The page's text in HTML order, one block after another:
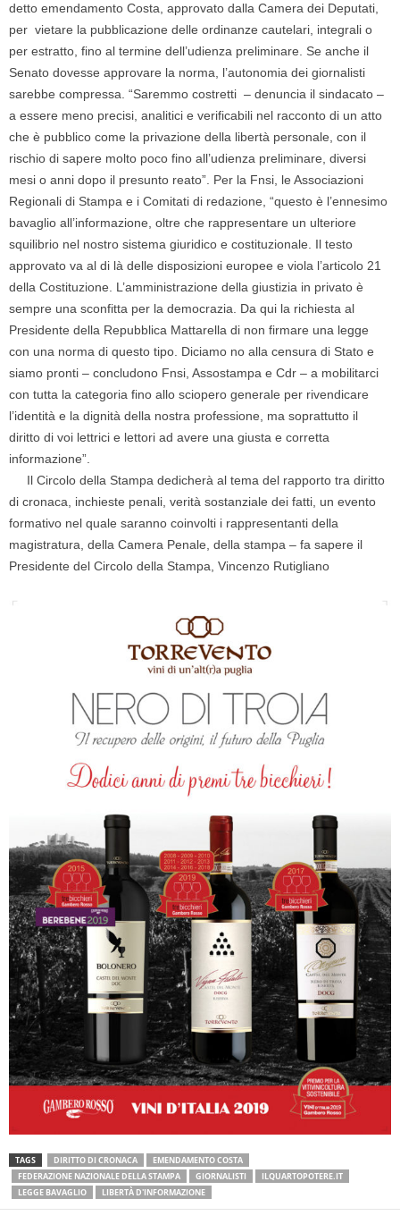
detto emendamento Costa, approvato dalla Camera dei Deputati,
per vietare la pubblicazione delle ordinanze cautelari, integrali o
per estratto, fino al termine dell’udienza preliminare. Se anche il
Senato dovesse approvare la norma, l’autonomia dei giornalisti
sarebbe compressa. “Saremmo costretti – denuncia il sindacato –
a essere meno precisi, analitici e verificabili nel racconto di un atto
che è pubblico come la privazione della libertà personale, con il
rischio di sapere molto poco fino all’udienza preliminare, diversi
mesi o anni dopo il presunto reato”. Per la Fnsi, le Associazioni
Regionali di Stampa e i Comitati di redazione, “questo è l’ennesimo
bavaglio all’informazione, oltre che rappresentare un ulteriore
squilibrio nel nostro sistema giuridico e costituzionale. Il testo
approvato va al di là delle disposizioni europee e viola l’articolo 21
della Costituzione. L’amministrazione della giustizia in privato è
sempre una sconfitta per la democrazia. Da qui la richiesta al
Presidente della Repubblica Mattarella di non firmare una legge
con una norma di questo tipo. Diciamo no alla censura di Stato e
siamo pronti – concludono Fnsi, Assostampa e Cdr – a mobilitarci
con tutta la categoria fino allo sciopero generale per rivendicare
l’identità e la dignità della nostra professione, ma soprattutto il
diritto di voi lettrici e lettori ad avere una giusta e corretta
informazione”.
Il Circolo della Stampa dedicherà al tema del rapporto tra diritto
di cronaca, inchieste penali, verità sostanziale dei fatti, un evento
formativo nel quale saranno coinvolti i rappresentanti della
magistratura, della Camera Penale, della stampa – fa sapere il
Presidente del Circolo della Stampa, Vincenzo Rutigliano
TAGS DIRITTO DI CRONACA
EMENDAMENTO COSTA
FEDERAZIONE NAZIONALE DELLA STAMPA
GIORNALISTI
ILQUARTOPOTERE.IT
LEGGE BAVAGLIO
LIBERTÀ D'INFORMAZIONE